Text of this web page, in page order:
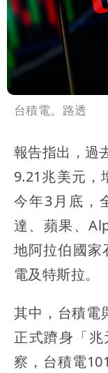
台積電。路透
報告指出，過
9.21兆美元，
今年3月底，
達、蘋果、
地阿拉伯國家
電及特斯拉。
其中，台積電
正式躋身「
察，台積電